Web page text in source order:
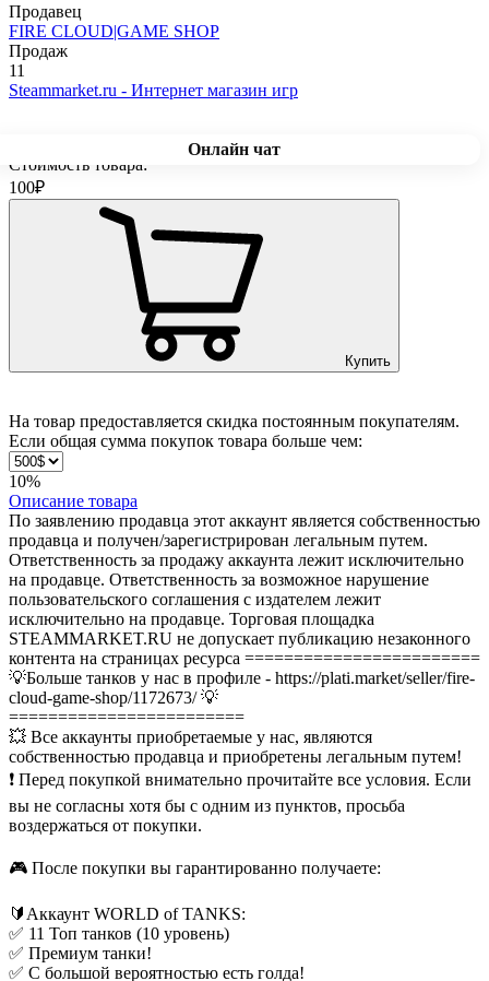
Онлайн чат
Продавец
FIRE CLOUD|GAME SHOP
Продаж
11
Steammarket.ru - Интернет магазин игр
Стоимость товара:
100₽
Купить
На товар предоставляется скидка постоянным покупателям.
Если общая сумма покупок товара больше чем:
10%
Описание товара
По заявлению продавца этот аккаунт является собственностью
продавца и получен/зарегистрирован легальным путем.
Ответственность за продажу аккаунта лежит исключительно
на продавце. Ответственность за возможное нарушение
пользовательского соглашения с издателем лежит
исключительно на продавце. Торговая площадка
STEAMMARKET.RU не допускает публикацию незаконного
контента на страницах ресурса ========================
💡Больше танков у нас в профиле - https://plati.market/seller/fire-
cloud-game-shop/1172673/ 💡
========================
💥 Все аккаунты приобретаемые у нас, являются
собственностью продавца и приобретены легальным путем!
❗️ Перед покупкой внимательно прочитайте все условия. Если
вы не согласны хотя бы с одним из пунктов, просьба
воздержаться от покупки.
🎮 После покупки вы гарантированно получаете:
🔰Аккаунт WORLD of TANKS:
✅ 11 Топ танков (10 уровень)
✅ Премиум танки!
✅ С большой вероятностью есть голда!